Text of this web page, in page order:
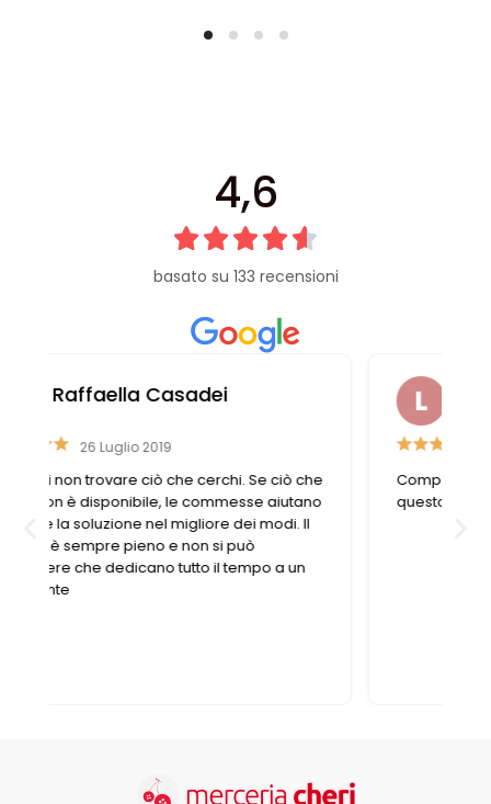
4,6
basato su 133 recensioni
Liviana Antolini
15 Settembre 2023
Competenza e gentilezza caratterizzano
questo negozio fornitissimo nel suo genere.